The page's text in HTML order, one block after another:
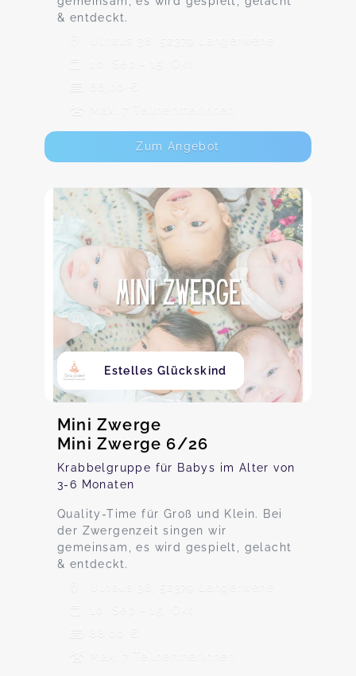
& entdeckt.
Ulhaus 38, 52379 Langerwehe
10. Sep - 15. Okt
88,00 €
Max. 7 TeilnehmerInnen
Zum Angebot
Estelles Glückskind
Mini Zwerge
Mini Zwerge 6/26
Krabbelgruppe für Babys im Alter von
3-6 Monaten
Quality-Time für Groß und Klein. Bei
der Zwergenzeit singen wir
gemeinsam, es wird gespielt, gelacht
& entdeckt.
Ulhaus 38, 52379 Langerwehe
10. Sep - 15. Okt
88,00 €
Max. 7 TeilnehmerInnen